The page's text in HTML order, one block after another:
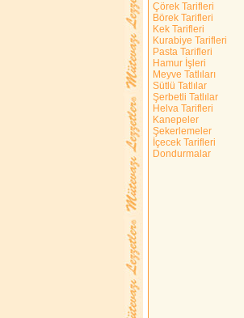
Çörek Tarifleri
Börek Tarifleri
Kek Tarifleri
Kurabiye Tarifleri
Pasta Tarifleri
Hamur İşleri
Meyve Tatlıları
Sütlü Tatlılar
Şerbetli Tatlılar
Helva Tarifleri
Kanepeler
Şekerlemeler
İçecek Tarifleri
Dondurmalar